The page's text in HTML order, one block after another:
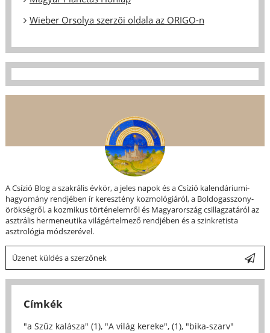
Wieber Orsolya szerzői oldala az ORIGO-n
A Csízió Blog a szakrális évkör, a jeles napok és a Csízió kalendáriumi-
hagyomány rendjében ír keresztény kozmológiáról, a Boldogasszony-
örökségről, a kozmikus történelemről és Magyarország csillagzatáról az
asztrális hermeneutika világértelmező rendjében és a szinkretista
asztrológia módszerével.
Üzenet küldés a szerzőnek
Címkék
"a Szűz kalásza" (1), "A világ kereke", (1), "bika-szarv"